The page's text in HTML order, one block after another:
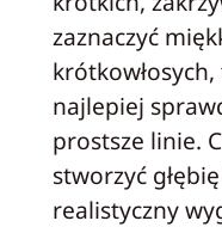
zaznaczyć
najlepiej
prostsze linie.
stworzyć
realistyczny